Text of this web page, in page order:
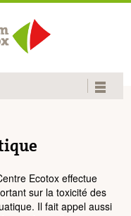
Ecotox effectue
sur la toxicité des
Il fait appel aussi